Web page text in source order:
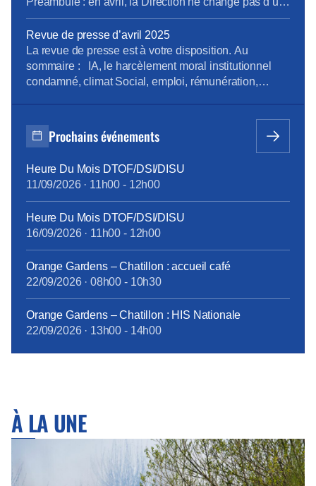
fil. La tension en 2500 pages (enquête du CNPS) Les
médecins alertent …Encore ! (rapport des médecins
du travail) A Caen, un inventaire à la Prévert Atalante
: où sont les […]
Revue de presse d’avril 2025
La revue de presse est à votre disposition. Au
sommaire : IA, le harcèlement moral institutionnel
condamné, climat Social, emploi, rémunération,
s’abonner Vous pouvez lire les articles au fil de leur
publication en rubrique Revue de presse, mais aussi
Prochains événements
Heure Du Mois DTOF/DSI/DISU
11/09/2026· 11h00 - 12h00
Heure Du Mois DTOF/DSI/DISU
16/09/2026· 11h00 - 12h00
Orange Gardens – Chatillon : accueil café
22/09/2026· 08h00 - 10h30
Orange Gardens – Chatillon : HIS Nationale
22/09/2026· 13h00 - 14h00
À LA UNE